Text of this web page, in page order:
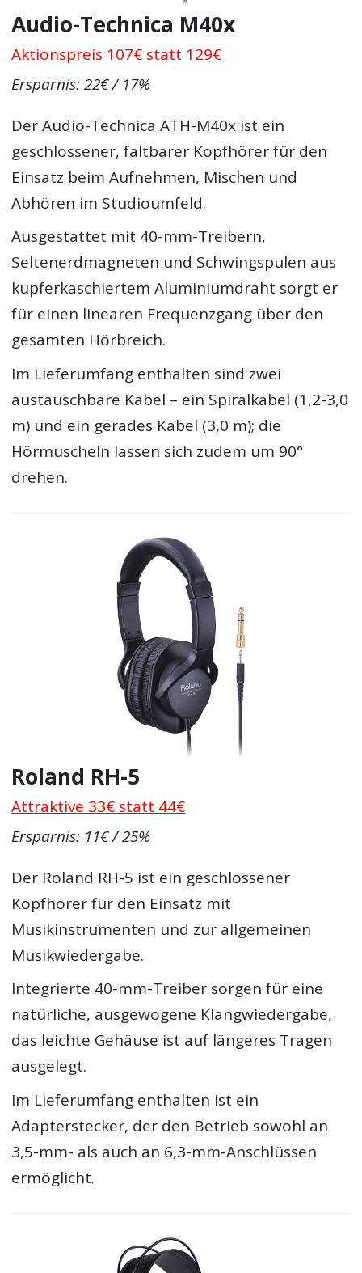
Audio-Technica M40x
Aktionspreis 107€ statt 129€
Ersparnis: 22€ / 17%
Der Audio-Technica ATH-M40x ist ein
geschlossener, faltbarer Kopfhörer für den
Einsatz beim Aufnehmen, Mischen und
Abhören im Studioumfeld.
Ausgestattet mit 40-mm-Treibern,
Seltenerdmagneten und Schwingspulen aus
kupferkaschiertem Aluminiumdraht sorgt er
für einen linearen Frequenzgang über den
gesamten Hörbreich.
Im Lieferumfang enthalten sind zwei
austauschbare Kabel – ein Spiralkabel (1,2-3,0
m) und ein gerades Kabel (3,0 m); die
Hörmuscheln lassen sich zudem um 90°
drehen.
Roland RH-5
Attraktive 33€ statt 44€
Ersparnis: 11€ / 25%
Der Roland RH-5 ist ein geschlossener
Kopfhörer für den Einsatz mit
Musikinstrumenten und zur allgemeinen
Musikwiedergabe.
Integrierte 40-mm-Treiber sorgen für eine
natürliche, ausgewogene Klangwiedergabe,
das leichte Gehäuse ist auf längeres Tragen
ausgelegt.
Im Lieferumfang enthalten ist ein
Adapterstecker, der den Betrieb sowohl an
3,5-mm- als auch an 6,3-mm-Anschlüssen
ermöglicht.